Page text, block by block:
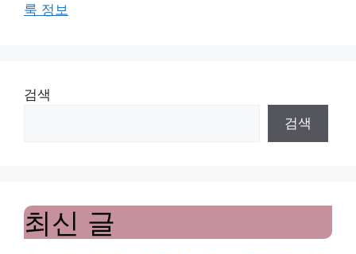
룩 정보
검색
검색
최신 글